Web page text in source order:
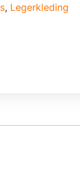
, Legerkleding